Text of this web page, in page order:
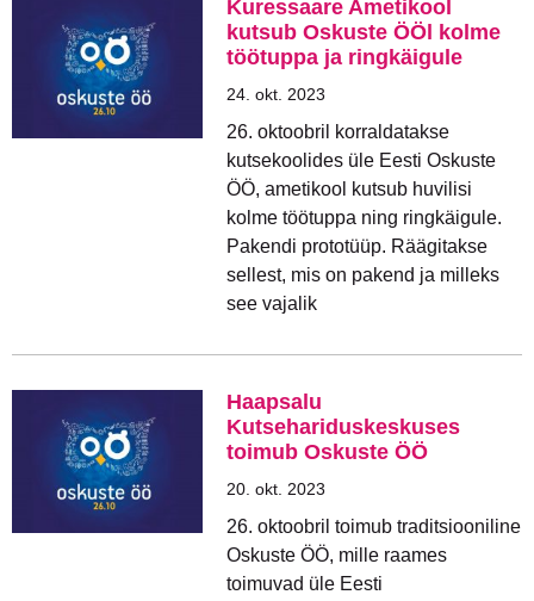
Kuressaare Ametikool
kutsub Oskuste ÖÖl kolme
töötuppa ja ringkäigule
24. okt. 2023
26. oktoobril korraldatakse
kutsekoolides üle Eesti Oskuste
ÖÖ, ametikool kutsub huvilisi
kolme töötuppa ning ringkäigule.
Pakendi prototüüp. Räägitakse
sellest, mis on pakend ja milleks
see vajalik
Haapsalu
Kutsehariduskeskuses
toimub Oskuste ÖÖ
20. okt. 2023
26. oktoobril toimub traditsiooniline
Oskuste ÖÖ, mille raames
toimuvad üle Eesti